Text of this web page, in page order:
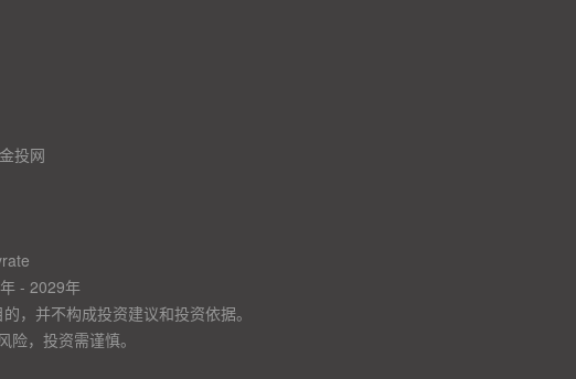
投网
- 2029年
，并不构成投资建议和投资依据。
，投资需谨慎。